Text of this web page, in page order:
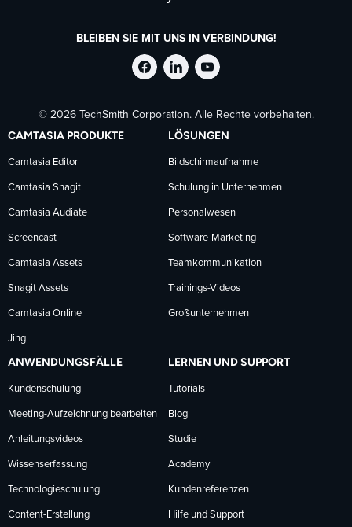
BLEIBEN SIE MIT UNS IN VERBINDUNG!
TechSmith
auf
Facebook
folgen
TechSmith
auf
LinkedIn
folgen
TechSmith
auf
YouTube
folgen
© 2026 TechSmith Corporation. Alle Rechte vorbehalten.
CAMTASIA PRODUKTE
Camtasia Editor
Camtasia Snagit
Camtasia Audiate
Screencast
Camtasia Assets
Snagit Assets
Camtasia Online
Jing
LÖSUNGEN
Bildschirmaufnahme
Schulung in Unternehmen
Personalwesen
Software-Marketing
Teamkommunikation
Trainings-Videos
Großunternehmen
ANWENDUNGSFÄLLE
Kundenschulung
Meeting-Aufzeichnung bearbeiten
Anleitungsvideos
Wissenserfassung
Technologieschulung
Content-Erstellung
LERNEN UND SUPPORT
Tutorials
Blog
Studie
Academy
Kundenreferenzen
Hilfe und Support